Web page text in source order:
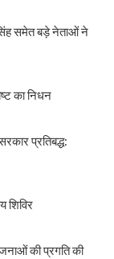
सिंह समेत बड़े नेताओं ने
का निधन
प्रतिबद्ध:
शिविर
की प्रगति की